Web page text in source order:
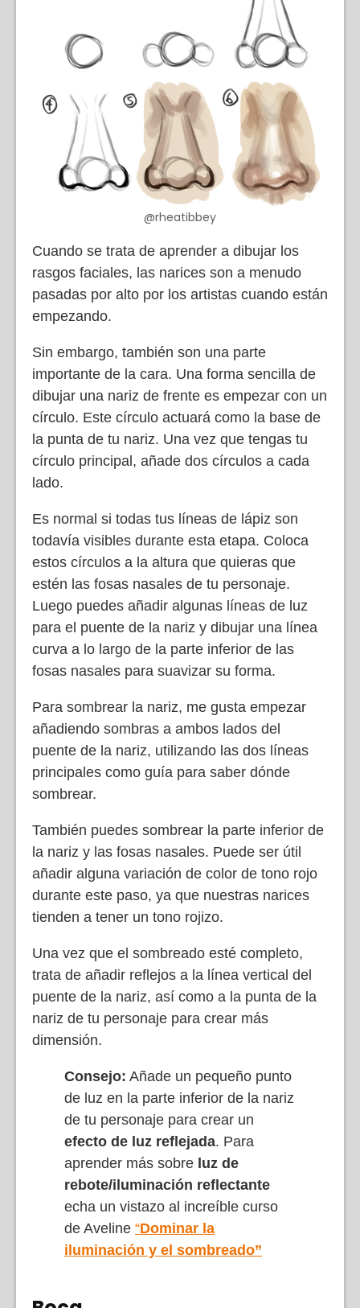
@rheatibbey
Cuando se trata de aprender a dibujar los
rasgos faciales, las narices son a menudo
pasadas por alto por los artistas cuando están
empezando.
Sin embargo, también son una parte
importante de la cara. Una forma sencilla de
dibujar una nariz de frente es empezar con un
círculo. Este círculo actuará como la base de
la punta de tu nariz. Una vez que tengas tu
círculo principal, añade dos círculos a cada
lado.
Es normal si todas tus líneas de lápiz son
todavía visibles durante esta etapa. Coloca
estos círculos a la altura que quieras que
estén las fosas nasales de tu personaje.
Luego puedes añadir algunas líneas de luz
para el puente de la nariz y dibujar una línea
curva a lo largo de la parte inferior de las
fosas nasales para suavizar su forma.
Para sombrear la nariz, me gusta empezar
añadiendo sombras a ambos lados del
puente de la nariz, utilizando las dos líneas
principales como guía para saber dónde
sombrear.
También puedes sombrear la parte inferior de
la nariz y las fosas nasales. Puede ser útil
añadir alguna variación de color de tono rojo
durante este paso, ya que nuestras narices
tienden a tener un tono rojizo.
Una vez que el sombreado esté completo,
trata de añadir reflejos a la línea vertical del
puente de la nariz, así como a la punta de la
nariz de tu personaje para crear más
dimensión.
Consejo: Añade un pequeño punto
de luz en la parte inferior de la nariz
de tu personaje para crear un
efecto de luz reflejada. Para
aprender más sobre luz de
rebote/iluminación reflectante
echa un vistazo al increíble curso
de Aveline “Dominar la
iluminación y el sombreado”